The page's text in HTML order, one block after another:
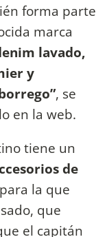
forma parte
marca
lavado,
y
, se
en la web.
tiene un
de
la que
que
el capitán